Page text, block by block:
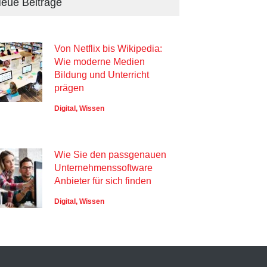
Von Netflix bis Wikipedia:
Wie moderne Medien
Bildung und Unterricht
prägen
Digital , Wissen
Wie Sie den passgenauen
Unternehmenssoftware
Anbieter für sich finden
Digital , Wissen